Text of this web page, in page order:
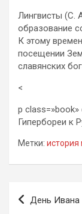
Лингвисты (С.
образование
К этому
посещении
славянских
<
p
Гипербореи к
Метки: история
Навигация
День Ивана